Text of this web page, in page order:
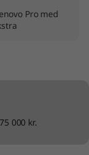
Pro med
000 kr.